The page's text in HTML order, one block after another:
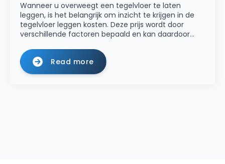
Wanneer u overweegt een tegelvloer te laten
leggen, is het belangrijk om inzicht te krijgen in de
tegelvloer leggen kosten. Deze prijs wordt door
verschillende factoren bepaald en kan daardoor…
Read more